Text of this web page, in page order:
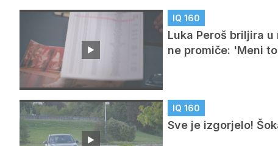
IQ 160
Luka Peroš briljira
ne promiče: 'Meni
IQ 160
Sve je izgorjelo!